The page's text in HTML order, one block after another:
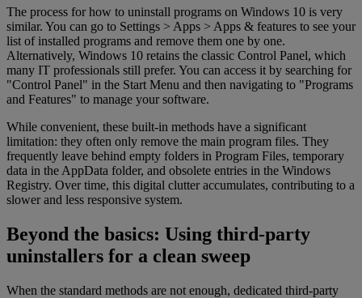
The process for how to uninstall programs on Windows 10 is very
similar. You can go to Settings > Apps > Apps & features to see your
list of installed programs and remove them one by one.
Alternatively, Windows 10 retains the classic Control Panel, which
many IT professionals still prefer. You can access it by searching for
"Control Panel" in the Start Menu and then navigating to "Programs
and Features" to manage your software.
While convenient, these built-in methods have a significant
limitation: they often only remove the main program files. They
frequently leave behind empty folders in Program Files, temporary
data in the AppData folder, and obsolete entries in the Windows
Registry. Over time, this digital clutter accumulates, contributing to a
slower and less responsive system.
Beyond the basics: Using third-party
uninstallers for a clean sweep
When the standard methods are not enough, dedicated third-party